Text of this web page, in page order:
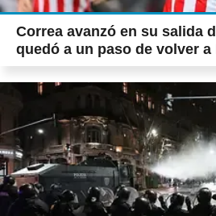
Correa avanzó en su salida
quedó a un paso de volver